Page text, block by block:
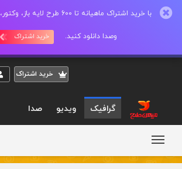
با خرید اشتراک ماهیانه تا 600
وصدا دانلود کنید. خرید اشتراک
خريد اشتراک
گرافیک ویدیو صدا